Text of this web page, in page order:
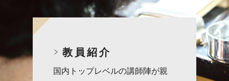
教員紹介
国内トップレベルの講師陣が親